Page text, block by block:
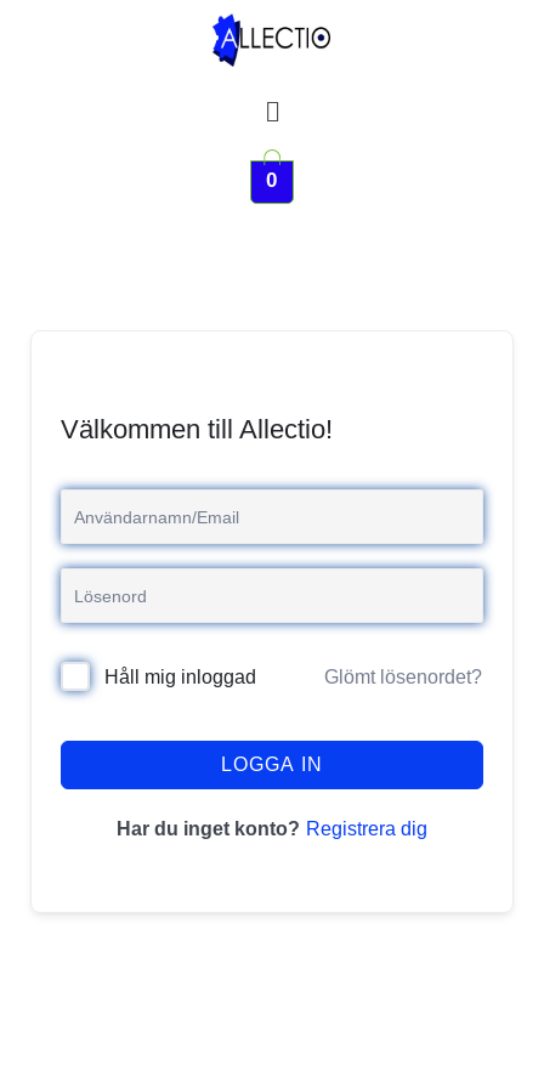
Meny
0
Välkommen till Allectio!
Håll mig inloggad Glömt lösenordet?
LOGGA IN
Har du inget konto? Registrera dig